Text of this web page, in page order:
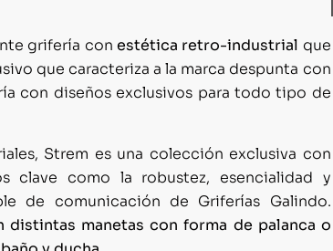
grifería con estética retro-industrial que
que caracteriza a la marca despunta con
con diseños exclusivos para todo tipo de
Strem es una colección exclusiva con
clave como la robustez, esencialidad y
de comunicación de Griferías Galindo.
manetas con forma de palanca o